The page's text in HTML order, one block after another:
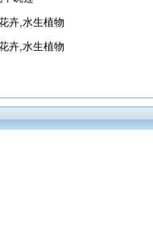
卉,水生植物
卉,水生植物